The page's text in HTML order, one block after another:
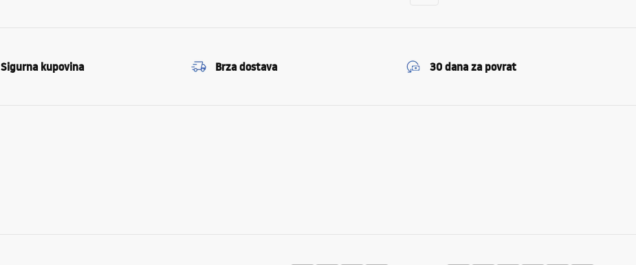
Sigurna kupovina Brza dostava 30 dana za povrat